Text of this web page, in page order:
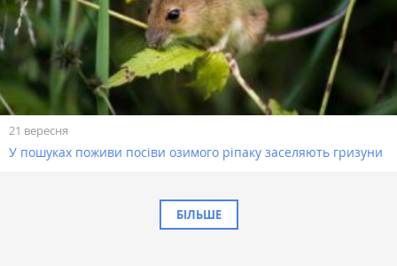
21 вересня
У пошуках поживи посіви озимого ріпаку заселяють гризуни
БІЛЬШЕ